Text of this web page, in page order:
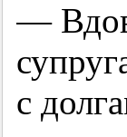
—
с